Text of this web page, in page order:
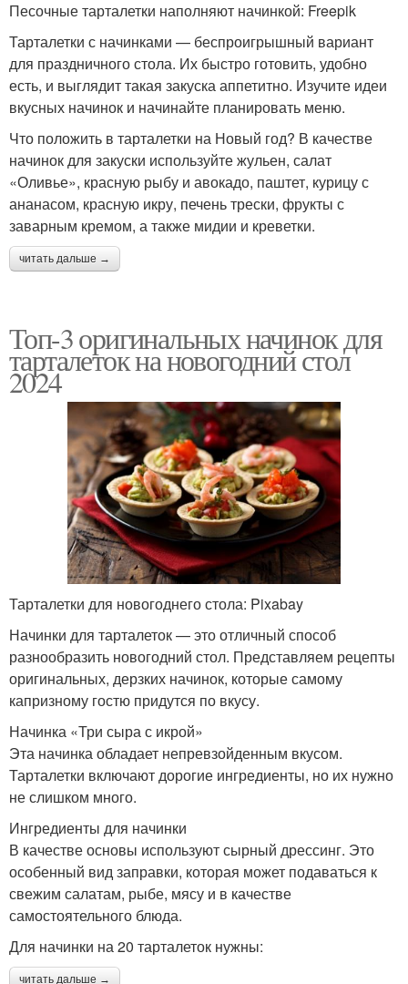
Песочные тарталетки наполняют начинкой: Freepik
Тарталетки с начинками — беспроигрышный вариант
для праздничного стола. Их быстро готовить, удобно
есть, и выглядит такая закуска аппетитно. Изучите идеи
вкусных начинок и начинайте планировать меню.
Что положить в тарталетки на Новый год? В качестве
начинок для закуски используйте жульен, салат
«Оливье», красную рыбу и авокадо, паштет, курицу с
ананасом, красную икру, печень трески, фрукты с
заварным кремом, а также мидии и креветки.
читать дальше →
Топ-3 оригинальных начинок для
тарталеток на новогодний стол
2024
Тарталетки для новогоднего стола: Pixabay
Начинки для тарталеток — это отличный способ
разнообразить новогодний стол. Представляем рецепты
оригинальных, дерзких начинок, которые самому
капризному гостю придутся по вкусу.
Начинка «Три сыра с икрой»
Эта начинка обладает непревзойденным вкусом.
Тарталетки включают дорогие ингредиенты, но их нужно
не слишком много.
Ингредиенты для начинки
В качестве основы используют сырный дрессинг. Это
особенный вид заправки, которая может подаваться к
свежим салатам, рыбе, мясу и в качестве
самостоятельного блюда.
Для начинки на 20 тарталеток нужны:
читать дальше →